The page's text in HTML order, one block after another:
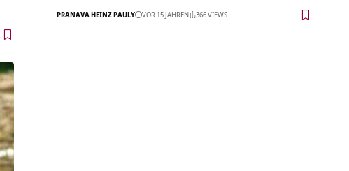
PRANAVA HEINZ PAULY VOR 15 JAHREN 366 VIEWS